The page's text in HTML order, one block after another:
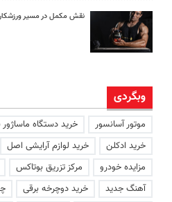
نقش مکمل در مسیر
وبگردی
موتور آسانسور خرید دستگاه ماساژور
خرید ادکلن
خرید لوازم آرایشی اصل
مزایده خودرو
مرکز تزریق بوتاکس
آهنگ جدید
خرید دوچرخه برقی